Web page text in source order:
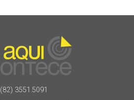
(82) 3551.5091